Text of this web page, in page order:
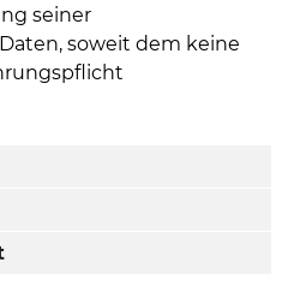
seiner
soweit dem keine